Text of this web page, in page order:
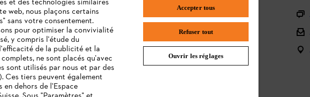
nous
aux fournisseurs
STIHL
Batteries et Matériel Électrique
Notices d'emploi
et des technologies similaires
web, nous plaçons certains
sans votre consentement.
pour optimiser la convivialité
y compris l'étude du
de la publicité et la
ne sont placés qu'avec
sont utilisés par nous et par des
Ces tiers peuvent également
dehors de l'Espace
Accepter tous
Refuser tout
Ouvrir les réglages